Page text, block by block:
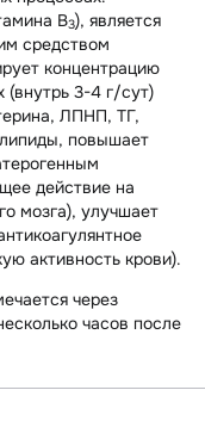
В3), является
средством
концентрацию
(внутрь 3-4 г/сут)
ЛПНП, ТГ,
повышает
действие на
мозга), улучшает
активность крови).
через
часов после